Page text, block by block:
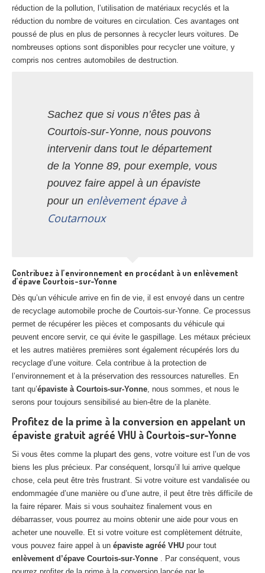
réduction de la pollution, l’utilisation de matériaux recyclés et la
réduction du nombre de voitures en circulation. Ces avantages ont
poussé de plus en plus de personnes à recycler leurs voitures. De
nombreuses options sont disponibles pour recycler une voiture, y
compris nos centres automobiles de destruction.
Sachez que si vous n’êtes pas à
Courtois-sur-Yonne, nous pouvons
intervenir dans tout le département
de la Yonne 89, pour exemple, vous
pouvez faire appel à un épaviste
pour un enlèvement épave à
Coutarnoux
Contribuez à l’environnement en procédant à un enlèvement
d’épave Courtois-sur-Yonne
Dès qu’un véhicule arrive en fin de vie, il est envoyé dans un centre
de recyclage automobile proche de Courtois-sur-Yonne. Ce processus
permet de récupérer les pièces et composants du véhicule qui
peuvent encore servir, ce qui évite le gaspillage. Les métaux précieux
et les autres matières premières sont également récupérés lors du
recyclage d’une voiture. Cela contribue à la protection de
l’environnement et à la préservation des ressources naturelles. En
tant qu’épaviste à Courtois-sur-Yonne, nous sommes, et nous le
serons pour toujours sensibilisé au bien-être de la planète.
Profitez de la prime à la conversion en appelant un
épaviste gratuit agréé VHU à Courtois-sur-Yonne
Si vous êtes comme la plupart des gens, votre voiture est l’un de vos
biens les plus précieux. Par conséquent, lorsqu’il lui arrive quelque
chose, cela peut être très frustrant. Si votre voiture est vandalisée ou
endommagée d’une manière ou d’une autre, il peut être très difficile de
la faire réparer. Mais si vous souhaitez finalement vous en
débarrasser, vous pourrez au moins obtenir une aide pour vous en
acheter une nouvelle. Et si votre voiture est complètement détruite,
vous pouvez faire appel à un épaviste agréé VHU pour tout
enlèvement d’épave Courtois-sur-Yonne . Par conséquent, vous